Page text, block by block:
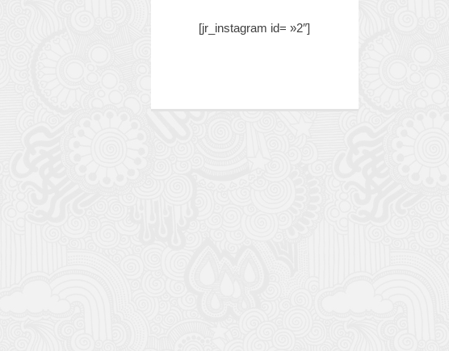
[jr_instagram id= »2″]